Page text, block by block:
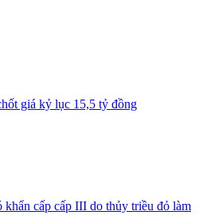
giá kỷ lục 15,5 tỷ đồng
cấp cấp III do thủy triều đỏ làm